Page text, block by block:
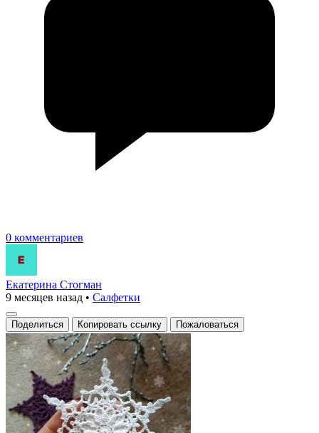
0 комментариев
Екатерина Стогман
9 месяцев назад • Салфетки
Поделиться Копировать ссылку Пожаловаться